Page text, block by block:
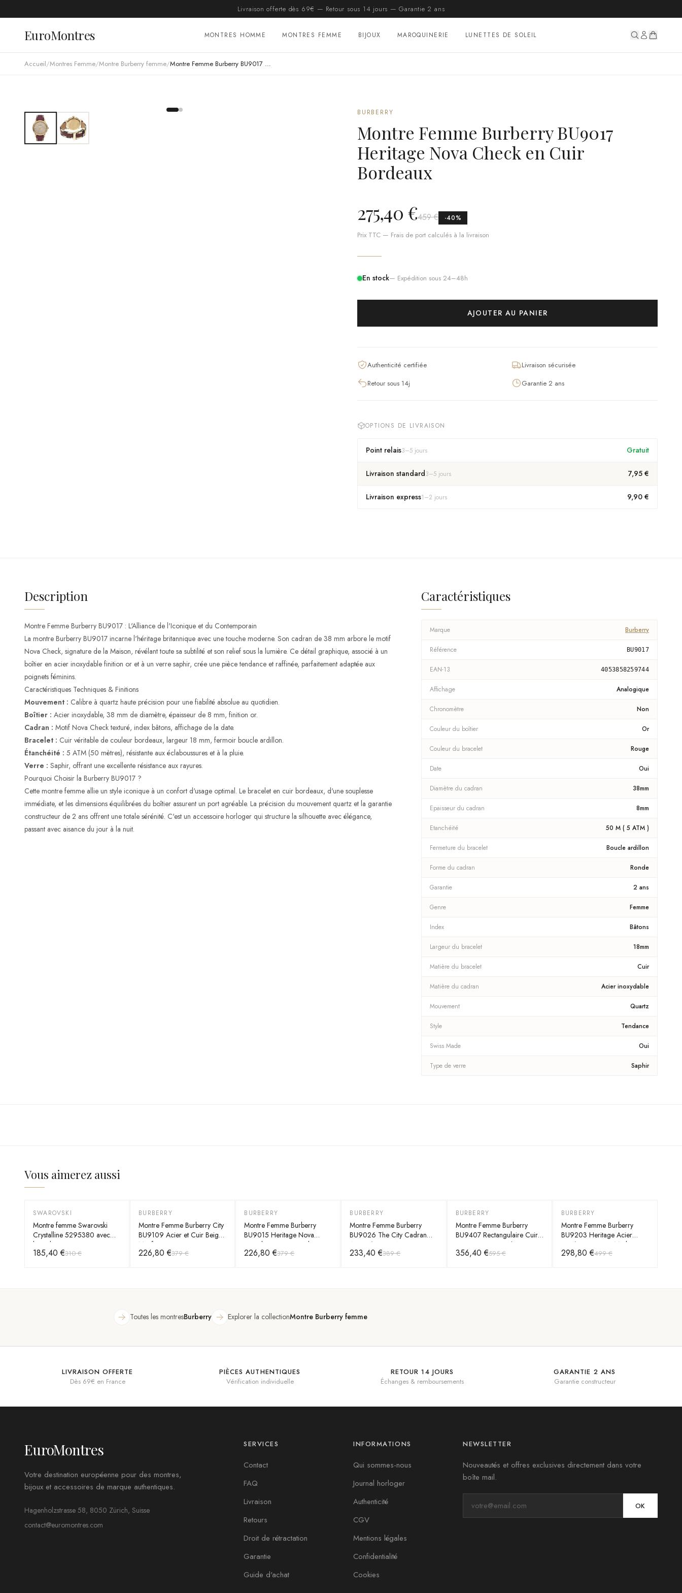
Livraison offerte dès 69€ — Retour sous 14 jours — Garantie 2 ans
EuroMontres MONTRES HOMME MONTRES FEMME BIJOUX MAROQUINERIE LUNETTES DE SOLEIL
Accueil/Montres Femme/Montre Burberry femme/ Montre Femme Burberry BU9017 Heritage Nova Check en Cuir Bordeaux
BURBERRY
Montre Femme Burberry BU9017
Heritage Nova Check en Cuir
Bordeaux
275,40 €459 € -40%
Prix TTC — Frais de port calculés à la livraison
En stock— Expédition sous 24–48h
AJOUTER AU PANIER
Authenticité certifiée
Livraison sécurisée
Retour sous 14j
Garantie 2 ans
OPTIONS DE LIVRAISON
Point relais3–5 jours Gratuit
Livraison standard3–5 jours 7,95 €
Livraison express1–2 jours 9,90 €
Description
Montre Femme Burberry BU9017 : L'Alliance de l'Iconique et du Contemporain
La montre Burberry BU9017 incarne l'héritage britannique avec une touche moderne. Son cadran de 38 mm arbore le motif
Nova Check, signature de la Maison, révélant toute sa subtilité et son relief sous la lumière. Ce détail graphique, associé à un
boîtier en acier inoxydable finition or et à un verre saphir, crée une pièce tendance et raffinée, parfaitement adaptée aux
poignets féminins.
Caractéristiques Techniques & Finitions
Mouvement : Calibre à quartz haute précision pour une fiabilité absolue au quotidien.
Boîtier : Acier inoxydable, 38 mm de diamètre, épaisseur de 8 mm, finition or.
Cadran : Motif Nova Check texturé, index bâtons, affichage de la date.
Bracelet : Cuir véritable de couleur bordeaux, largeur 18 mm, fermoir boucle ardillon.
Étanchéité : 5 ATM (50 mètres), résistante aux éclaboussures et à la pluie.
Verre : Saphir, offrant une excellente résistance aux rayures.
Pourquoi Choisir la Burberry BU9017 ?
Cette montre femme allie un style iconique à un confort d'usage optimal. Le bracelet en cuir bordeaux, d'une souplesse
immédiate, et les dimensions équilibrées du boîtier assurent un port agréable. La précision du mouvement quartz et la garantie
constructeur de 2 ans offrent une totale sérénité. C'est un accessoire horloger qui structure la silhouette avec élégance,
passant avec aisance du jour à la nuit.
Caractéristiques
Marque Burberry
Référence BU9017
EAN-13 4053858259744
Affichage Analogique
Chronomètre Non
Couleur du boîtier Or
Couleur du bracelet Rouge
Date Oui
Diamètre du cadran 38mm
Epaisseur du cadran 8mm
Etanchéité 50 M ( 5 ATM )
Fermeture du bracelet Boucle ardillon
Forme du cadran Ronde
Garantie 2 ans
Genre Femme
Index Bâtons
Largeur du bracelet 18mm
Matière du bracelet Cuir
Matière du cadran Acier inoxydable
Mouvement Quartz
Style Tendance
Swiss Made Oui
Type de verre Saphir
Vous aimerez aussi
-40%
SWAROVSKI
Montre femme Swarovski
Crystalline 5295380 avec
bracelet en cuir rouge
185,40 €310 €
- 40 %
BURBERRY
Montre Femme Burberry City
BU9109 Acier et Cuir Beige
Motif Tartan
226,80 €379 €
- 40 %
BURBERRY
Montre Femme Burberry
BU9015 Heritage Nova
Bracelet Cuir Haymarket
226,80 €379 €
- 40 %
BURBERRY
Montre Femme Burberry
BU9026 The City Cadran
Argenté et Cuir Noir
233,40 €389 €
- 40 %
BURBERRY
Montre Femme Burberry
BU9407 Rectangulaire Cuir
Beige et Verre Saphir
356,40 €595 €
- 40 %
BURBERRY
Montre Femme Burberry
BU9203 Heritage Acier
Doré Jaune Swiss Made
298,80 €499 €
Toutes les montresBurberry Explorer la collectionMontre Burberry femme
LIVRAISON OFFERTE
Dès 69€ en France
PIÈCES AUTHENTIQUES
Vérification individuelle
RETOUR 14 JOURS
Échanges & remboursements
GARANTIE 2 ANS
Garantie constructeur
EuroMontres
Votre destination européenne pour des montres,
bijoux et accessoires de marque authentiques.
Hagenholzstrasse 58, 8050 Zürich, Suisse
contact@euromontres.com
SERVICES
Contact
FAQ
Livraison
Retours
Droit de rétractation
Garantie
Guide d'achat
INFORMATIONS
Qui sommes-nous
Journal horloger
Authenticité
CGV
Mentions légales
Confidentialité
Cookies
NEWSLETTER
Nouveautés et offres exclusives directement dans votre
boîte mail.
OK